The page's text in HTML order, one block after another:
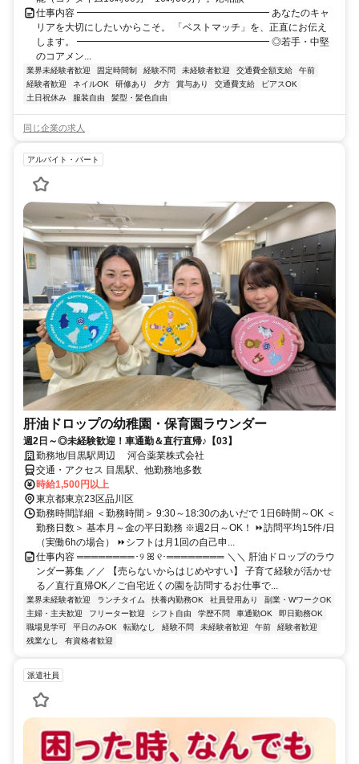
仕事内容 ━━━━━━━━━━━━━━━━━━━━ あなたのキャ
リアを大切にしたいからこそ。 「ベストマッチ」を、正直にお伝え
します。 ━━━━━━━━━━━━━━━━━━━━ ◎若手・中堅
のコアメン...
業界未経験者歓迎 固定時間制 経験不問 未経験者歓迎 交通費全額支給
午前
経験者歓迎
ネイルOK 研修あり 夕方 賞与あり 交通費支給
ピアスOK
土日祝休み
服装自由 髪型・髪色自由
同じ企業の求人
アルバイト・パート
肝油ドロップの幼稚園・保育園ラウンダー
週2日～◎未経験歓迎！車通勤＆直行直帰♪【03】
勤務地/目黒駅周辺 河合薬業株式会社
交通・アクセス 目黒駅、他勤務地多数
時給1,500円以上
東京都東京23区品川区
勤務時間詳細 ＜勤務時間＞ 9:30～18:30のあいだで 1日6時間～OK ＜
勤務日数＞ 基本月～金の平日勤務 ※週2日～OK！ ⏩訪問平均15件/日
（実働6hの場合） ⏩シフトは月1回の自己申...
仕事内容 ════════･୨ ꕤ ୧･════════ ＼＼ 肝油ドロップのラウ
ンダー募集 ／／ 【売らないからはじめやすい】 子育て経験が活かせ
る／直行直帰OK／ご自宅近くの園を訪問するお仕事で...
業界未経験者歓迎 ランチタイム 扶養内勤務OK 社員登用あり
副業・WワークOK
主婦・主夫歓迎
フリーター歓迎 シフト自由 学歴不問 車通勤OK
即日勤務OK
職場見学可
平日のみOK 転勤なし 経験不問 未経験者歓迎 午前
経験者歓迎
残業なし
有資格者歓迎
派遣社員